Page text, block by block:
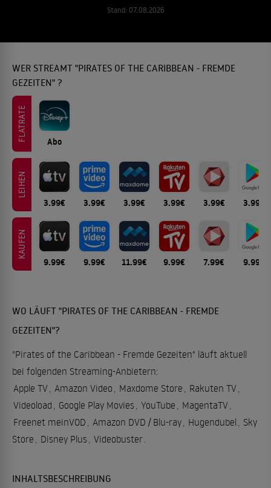
Stand: 07.08.2026
WER STREAMT "PIRATES OF THE CARIBBEAN - FREMDE
GEZEITEN" ?
FLATRATE Abo
LEIHEN
3.99€ 3.99€ 3.99€ 3.99€ 3.99€ 3.99€
KAUFEN
9.99€ 9.99€ 11.99€ 9.99€ 7.99€ 9.99€
WO LÄUFT "PIRATES OF THE CARIBBEAN - FREMDE
GEZEITEN"?
"Pirates of the Caribbean - Fremde Gezeiten" läuft aktuell
bei folgenden Streaming-Anbietern:
Apple TV Amazon Video Maxdome Store Rakuten TV
Videoload
Google Play Movies YouTube MagentaTV
Freenet meinVOD
Amazon DVD / Blu-ray Hugendubel
Sky
Store
Disney Plus Videobuster
INHALTSBESCHREIBUNG